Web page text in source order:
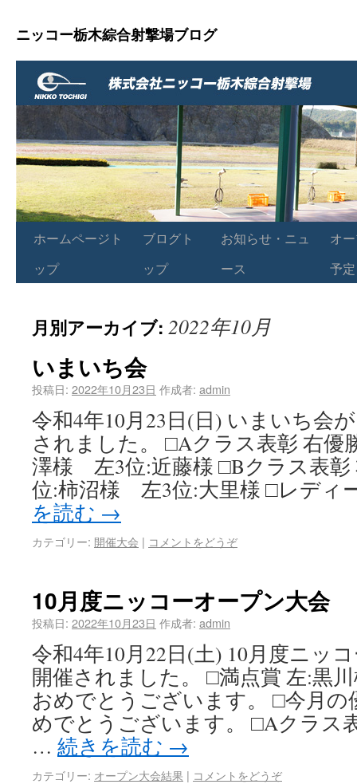
ニッコー栃木綜合射撃場ブログ
ホームページト
ップ
ブログト
ップ
お知らせ・ニュ
ース
オ
予定
月別アーカイブ: 2022年10月
いまいち会
投稿日: 2022年10月23日 作成者: admin
令和4年10月23日(日) いまいち会
されました。 □Aクラス表彰 右
澤様 左3位:近藤様 □Bクラス表
位:柿沼様 左3位:大里様 □レディ
を読む →
カテゴリー: 開催大会 | コメントをどうぞ
10月度ニッコーオープン大会
投稿日: 2022年10月23日 作成者: admin
令和4年10月22日(土) 10月度ニッ
開催されました。 □満点賞 左:黒
おめでとうございます。 □今月
めでとうございます。 □Aクラ
… 続きを読む →
カテゴリー: オープン大会結果 | コメントをどうぞ